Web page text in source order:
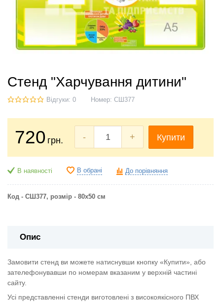
Стенд "Харчування дитини"
Відгуки: 0 Номер: СШ377
720 грн. - + Купити
В наявності В обрані До порівняння
Код - СШ377, розмір - 80х50 см
Опис
Замовити стенд ви можете натиснувши кнопку «Купити», або
зателефонувавши по номерам вказаним у верхній частині
сайту.
Усі представленні стенди виготовлені з високоякісного ПВХ